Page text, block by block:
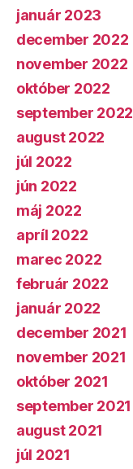
január 2023
december 2022
november 2022
október 2022
september 2022
august 2022
júl 2022
jún 2022
máj 2022
apríl 2022
marec 2022
február 2022
január 2022
december 2021
november 2021
október 2021
september 2021
august 2021
júl 2021